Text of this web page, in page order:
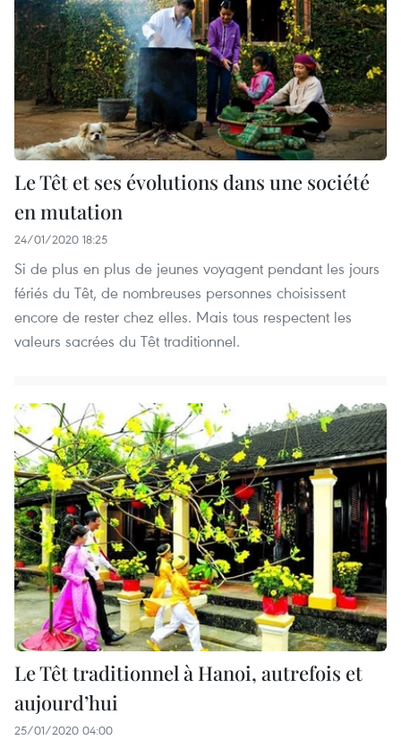
Le Têt et ses évolutions dans une société
en mutation
24/01/2020 18:25
Si de plus en plus de jeunes voyagent pendant les jours
fériés du Têt, de nombreuses personnes choisissent
encore de rester chez elles. Mais tous respectent les
valeurs sacrées du Têt traditionnel.
Le Têt traditionnel à Hanoi, autrefois et
aujourd’hui
25/01/2020 04:00